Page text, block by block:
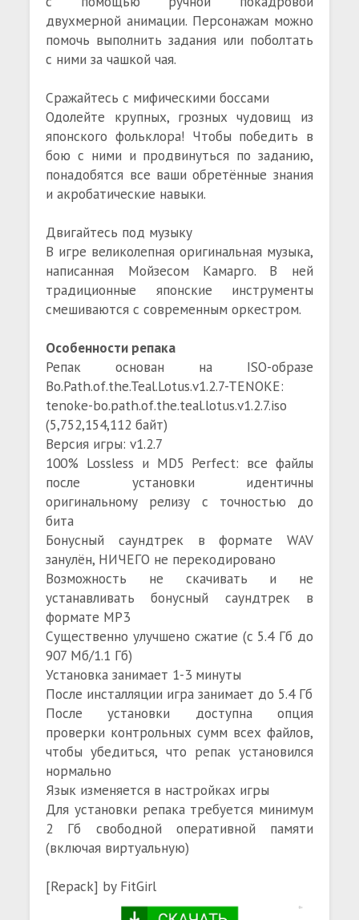
двухмерной анимации. Персонажам можно
помочь выполнить задания или поболтать
с ними за чашкой чая.
Сражайтесь с мифическими боссами
Одолейте крупных, грозных чудовищ из
японского фольклора! Чтобы победить в
бою с ними и продвинуться по заданию,
понадобятся все ваши обретённые знания
и акробатические навыки.
Двигайтесь под музыку
В игре великолепная оригинальная музыка,
написанная Мойзесом Камарго. В ней
традиционные японские инструменты
смешиваются с современным оркестром.
Особенности репака
Репак основан на ISO-образе
Bo.Path.of.the.Teal.Lotus.v1.2.7-TENOKE:
tenoke-bo.path.of.the.teal.lotus.v1.2.7.iso
(5,752,154,112 байт)
Версия игры: v1.2.7
100% Lossless и MD5 Perfect: все файлы
после установки идентичны
оригинальному релизу с точностью до
бита
Бонусный саундтрек в формате WAV
занулён, НИЧЕГО не перекодировано
Возможность не скачивать и не
устанавливать бонусный саундтрек в
формате MP3
Существенно улучшено сжатие (с 5.4 Гб до
907 Мб/1.1 Гб)
Установка занимает 1-3 минуты
После инсталляции игра занимает до 5.4 Гб
После установки доступна опция
проверки контрольных сумм всех файлов,
чтобы убедиться, что репак установился
нормально
Язык изменяется в настройках игры
Для установки репака требуется минимум
2 Гб свободной оперативной памяти
(включая виртуальную)
[Repack] by FitGirl